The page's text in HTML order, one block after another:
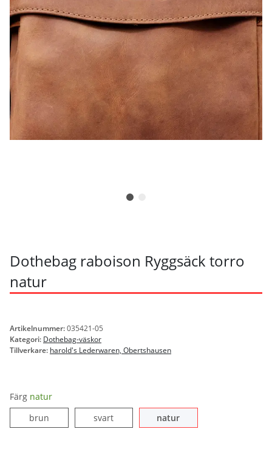
Dothebag raboison Ryggsäck torro
natur
Artikelnummer:035421-05
Kategori: Dothebag-väskor
Tillverkare: harold's Lederwaren, Obertshausen
Färg natur
brunbrun svartsvart naturnatur